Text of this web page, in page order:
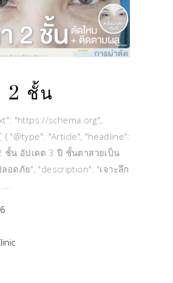
2 ชั้น
"https://schema.org",
{ "@type": "Article", "headline":
ชั้น อัปเดต 3 ปี ชั้นตาสวยเป็น
อดภัย", "description": "เจาะลึก